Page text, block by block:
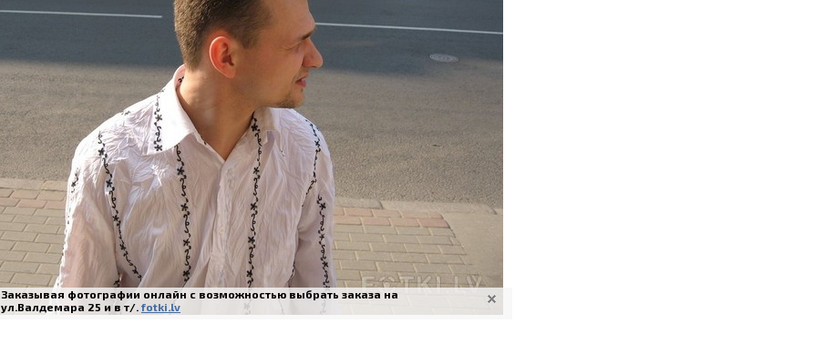
Печать в течение 1 часа в Риге – закажите онлайн
Различные форматы и виды бумаги для ваших фотографий
Доставка по всей Латвии или самовывоз
Заказывая фотографии онлайн с возможностью выбрать заказа на
ул.Валдемара 25 и в т/. fotki.lv